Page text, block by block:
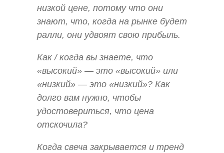
низкой цене, потому что они
знают, что, когда на рынке будет
ралли, они удвоят свою прибыль.
Как / когда вы знаете, что
«высокий» — это «высокий» или
«низкий» — это «низкий»? Как
долго вам нужно, чтобы
удостовериться, что цена
отскочила?
Когда свеча закрывается и тренд